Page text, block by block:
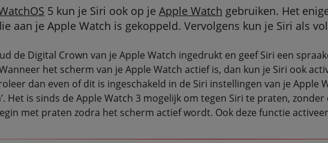
5 kun je Siri ook op je Apple Watch gebruiken. Het
aan je Apple Watch is gekoppeld. Vervolgens kun je Siri als
de Digital Crown van je Apple Watch ingedrukt en geef Siri een
Wanneer het scherm van je Apple Watch actief is, dan kun je Siri ook
dan even of dit is ingeschakeld in de Siri instellingen van je Apple
Het is sinds de Apple Watch 3 mogelijk om tegen Siri te praten, zonder
met praten zodra het scherm actief wordt. Ook deze functie